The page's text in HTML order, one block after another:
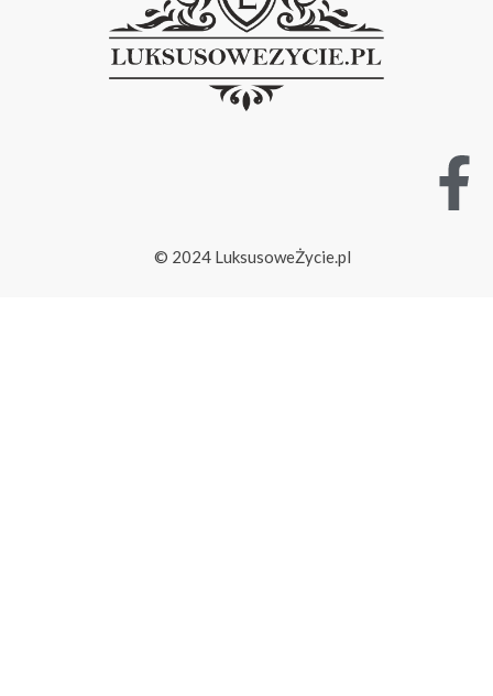
© 2024 LuksusoweŻycie.pl